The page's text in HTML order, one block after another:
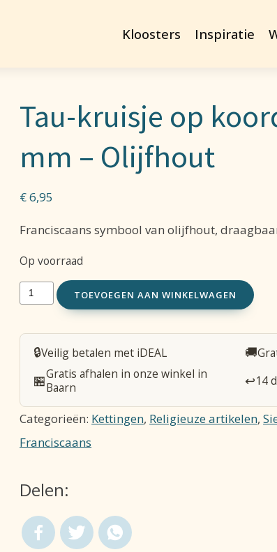
Kloosters Inspiratie
Tau-kruisje op
mm – Olijfhout
€6,95
Franciscaans symbool van olijfhout,
Op voorraad
Tau-
op
koord
28
mm
Olijfhout
TOEVOEGEN AAN WINKELWAGEN
🔒Veilig betalen met iDEAL 🚚
🏪Gratis afhalen in onze winkel in
Baarn
↩️14
Categorieën: Kettingen, Religieuze artikelen,
Franciscaans
Delen: